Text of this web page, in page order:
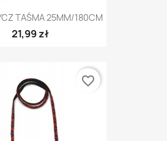
TAŚMA 25MM/180CM
21,99 zł
favorite_border